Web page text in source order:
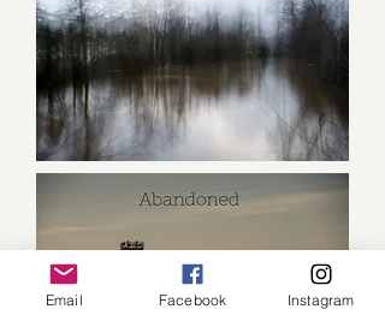
Email Facebook Instagram